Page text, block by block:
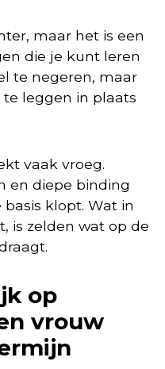
maar het is een
die je kunt leren
te negeren, maar
leggen in plaats
vaak vroeg.
en diepe binding
klopt. Wat in
is zelden wat op de
op
vrouw